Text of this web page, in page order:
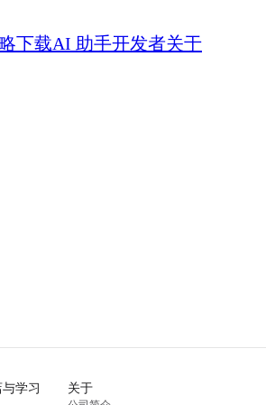
下载AI 助手开发者关于
学习 关于